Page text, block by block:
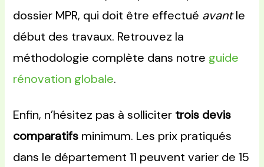
dossier MPR, qui doit être effectué avantle
début des travaux. Retrouvez la
méthodologie complète dans notre guide
rénovation globale.
Enfin, n’hésitez pas à solliciter trois devis
comparatifs minimum. Les prix pratiqués
dans le département 11 peuvent varier de 15